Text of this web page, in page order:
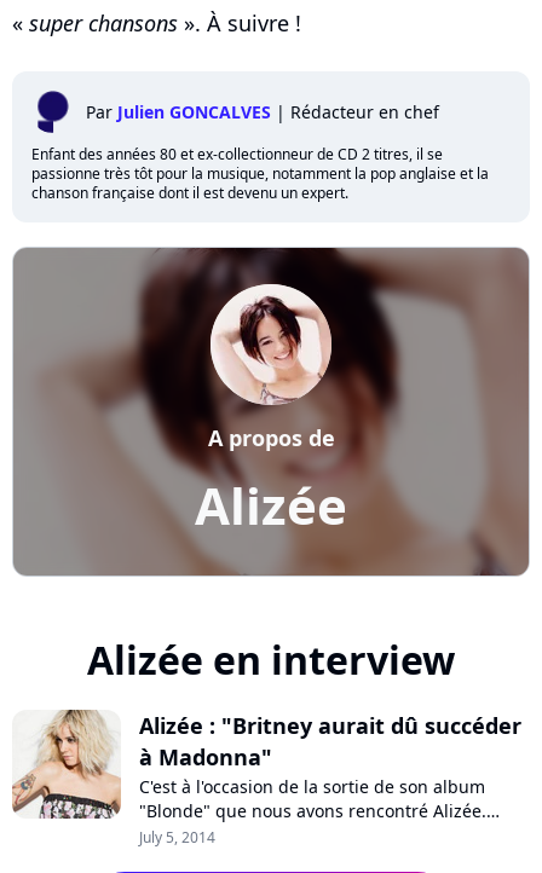
« super chansons ». À suivre !
Par Julien GONCALVES | Rédacteur en chef
Enfant des années 80 et ex-collectionneur de CD 2 titres, il se
passionne très tôt pour la musique, notamment la pop anglaise et la
chanson française dont il est devenu un expert.
Alizée
A propos de
Alizée en interview
Alizée : "Britney aurait dû succéder
à Madonna"
C'est à l'occasion de la sortie de son album
"Blonde" que nous avons rencontré Alizée.
L'occasion de discuter de son nouveau projet
July 5, 2014